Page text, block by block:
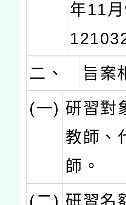
年11
二、
旨案
(一) 研習對
教師、
師。
(二) 研習名